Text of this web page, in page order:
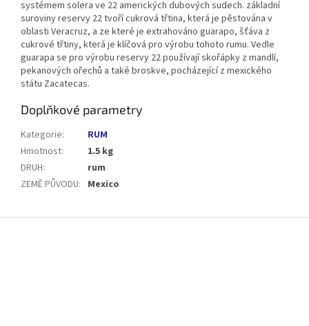
systémem solera ve 22 amerických dubových sudech. základní
suroviny reservy 22 tvoří cukrová třtina, která je pěstována v
oblasti Veracruz, a ze které je extrahováno guarapo, šťáva z
cukrové třtiny, která je klíčová pro výrobu tohoto rumu. Vedle
guarapa se pro výrobu reservy 22 používají skořápky z mandlí,
pekanových ořechů a také broskve, pocházející z mexického
státu Zacatecas.
Doplňkové parametry
Kategorie:
RUM
Hmotnost:
1.5 kg
DRUH:
rum
ZEMĚ PŮVODU: Mexico